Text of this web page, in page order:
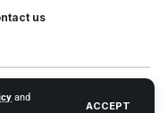
and
ACCEPT
us
Created by and